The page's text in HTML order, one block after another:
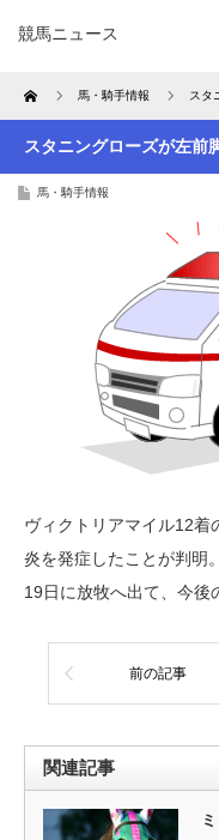
競馬ニュース
Home 馬・騎手情報 スタ
スタニングローズが左前
馬・騎手情報
ヴィクトリアマイル12着
炎を発症したことが判明。
19日に放牧へ出て、今後
前の記事
関連記事